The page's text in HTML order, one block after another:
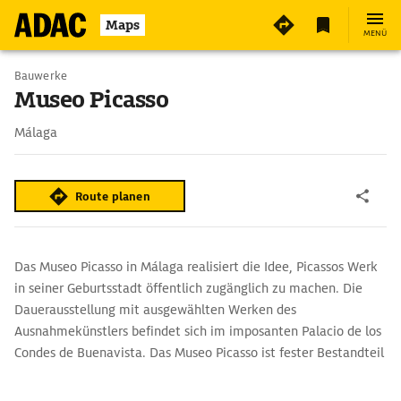
Maps MENÜ
Bauwerke
Museo Picasso
Málaga
Route planen
Das Museo Picasso in Málaga realisiert die Idee, Picassos Werk
in seiner Geburtsstadt öffentlich zugänglich zu machen. Die
Dauerausstellung mit ausgewählten Werken des
Ausnahmekünstlers befindet sich im imposanten Palacio de los
Condes de Buenavista. Das Museo Picasso ist fester Bestandteil